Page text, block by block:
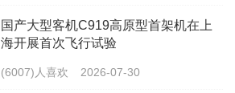
国产大型客机C919高原型首架机在上
海开展首次飞行试验
(6007)人喜欢 2026-07-30